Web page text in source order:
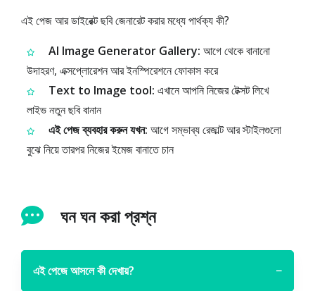
এই পেজ আর ডাইরেক্ট ছবি জেনারেট করার মধ্যে পার্থক্য কী?
AI Image Generator Gallery: আগে থেকে বানানো
উদাহরণ, এক্সপ্লোরেশন আর ইনস্পিরেশনে ফোকাস করে
Text to Image tool: এখানে আপনি নিজের টেক্সট লিখে
লাইভ নতুন ছবি বানান
এই পেজ ব্যবহার করুন যখন: আগে সম্ভাব্য রেজাল্ট আর স্টাইলগুলো
বুঝে নিয়ে তারপর নিজের ইমেজ বানাতে চান
ঘন ঘন করা প্রশ্ন
এই পেজে আসলে কী দেখায়? −